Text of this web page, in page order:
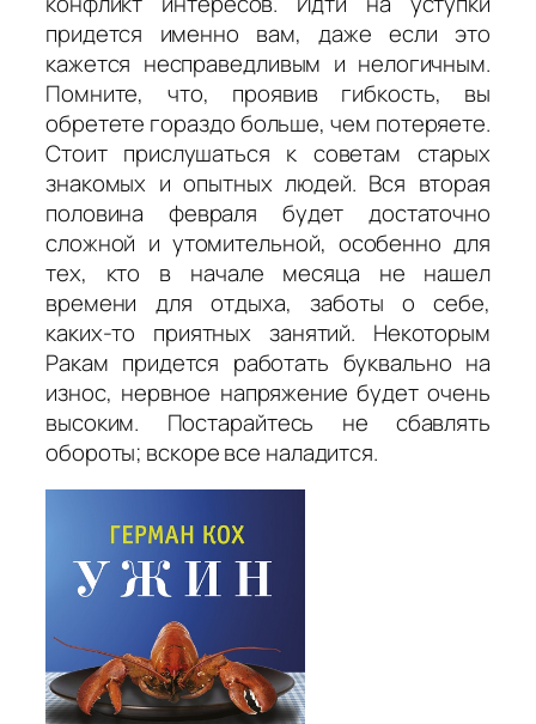
придется именно вам, даже если это
кажется несправедливым и нелогичным.
Помните, что, проявив гибкость, вы
обретете гораздо больше, чем потеряете.
Стоит прислушаться к советам старых
знакомых и опытных людей. Вся вторая
половина февраля будет достаточно
сложной и утомительной, особенно для
тех, кто в начале месяца не нашел
времени для отдыха, заботы о себе,
каких-то приятных занятий. Некоторым
Ракам придется работать буквально на
износ, нервное напряжение будет очень
высоким. Постарайтесь не сбавлять
обороты; вскоре все наладится.